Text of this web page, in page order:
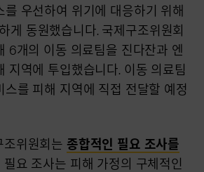
를 우선하여 위기에 대응하기 위해
게 동원했습니다. 국제구조위원회
6개의 이동 의료팀을 진다잔과 엔
지역에 투입했습니다. 이동 의료팀
스를 피해 지역에 직접 전달할 예정
조위원회는 종합적인 필요 조사를
필요 조사는 피해 가정의 구체적인